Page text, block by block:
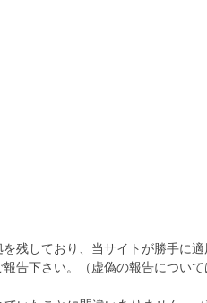
残しており、当サイトが勝手に
報告下さい。（虚偽の報告につい